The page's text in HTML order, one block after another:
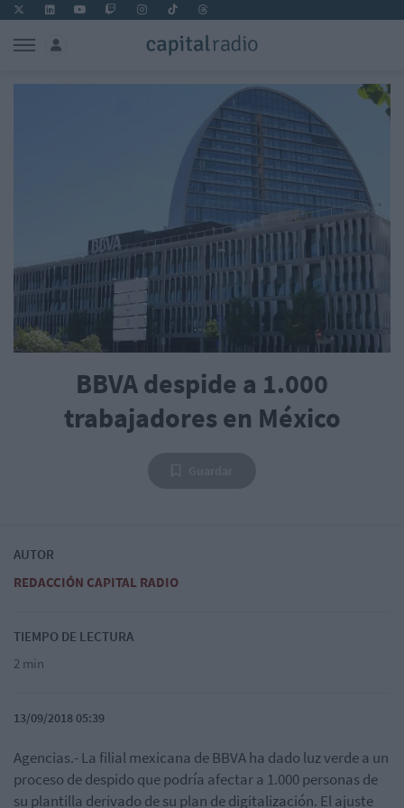
BBVA despide a 1.000
trabajadores en México
AUTOR
REDACCIÓN CAPITAL RADIO
TIEMPO DE LECTURA
2 min
13/09/2018 05:39
Agencias.- La filial mexicana de BBVA ha dado luz verde a un
proceso de despido que podría afectar a 1.000 personas de
su plantilla derivado de su plan de digitalización. El ajuste